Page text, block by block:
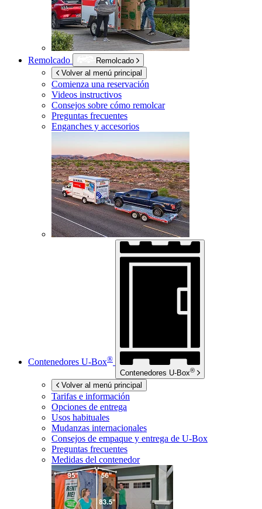
Remolcado
Remolcado
Volver al menú principal
Comienza una reservación
Videos instructivos
Consejos sobre cómo remolcar
Preguntas frecuentes
Enganches y accesorios
Contenedores U-Box®
Contenedores U-Box®
Volver al menú principal
Tarifas e información
Opciones de entrega
Usos habituales
Mudanzas internacionales
Consejos de empaque y entrega de U-Box
Preguntas frecuentes
Medidas del contenedor